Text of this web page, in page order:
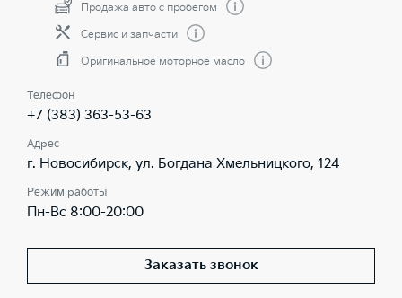
Продажа авто с пробегом
Сервис и запчасти
Оригинальное моторное масло
Телефон
+7 (383) 363-53-63
Адрес
г. Новосибирск, ул. Богдана Хмельницкого, 124
Режим работы
Пн-Вс 8:00-20:00
Заказать звонок